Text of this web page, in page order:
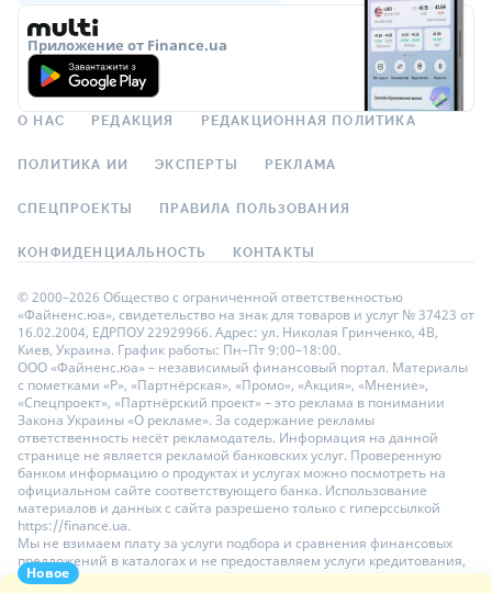
Новое
Приложение от Finance.ua
О НАС РЕДАКЦИЯ РЕДАКЦИОННАЯ ПОЛИТИКА
ПОЛИТИКА ИИ ЭКСПЕРТЫ РЕКЛАМА
СПЕЦПРОЕКТЫ ПРАВИЛА ПОЛЬЗОВАНИЯ
КОНФИДЕНЦИАЛЬНОСТЬ КОНТАКТЫ
© 2000–2026 Общество с ограниченной ответственностью
«Файненс.юа», свидетельство на знак для товаров и услуг № 37423 от
16.02.2004, ЕДРПОУ 22929966. Адрес: ул. Николая Гринченко, 4В,
Киев, Украина. График работы: Пн–Пт 9:00–18:00.
ООО «Файненс.юа» – независимый финансовый портал. Материалы
с пометками «Р», «Партнёрская», «Промо», «Акция», «Мнение»,
«Спецпроект», «Партнёрский проект» – это реклама в понимании
Закона Украины «О рекламе». За содержание рекламы
ответственность несёт рекламодатель. Информация на данной
странице не является рекламой банковских услуг. Проверенную
банком информацию о продуктах и услугах можно посмотреть на
официальном сайте соответствующего банка. Использование
материалов и данных с сайта разрешено только с гиперссылкой
https://finance.ua.
Мы не взимаем плату за услуги подбора и сравнения финансовых
предложений в каталогах и не предоставляем услуги кредитования,
размещения депозитов и страхования. Ваши личные данные на